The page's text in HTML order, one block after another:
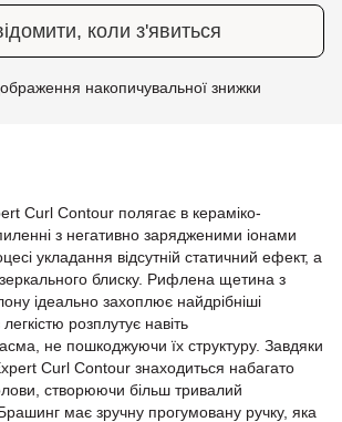
коли з'явиться
накопичувальної знижки
Curl Contour полягає в кераміко-
з негативно зарядженими іонами
укладання відсутній статичний ефект, а
блиску. Рифлена щетина з
ідеально захоплює найдрібніші
розплутує навіть
не пошкоджуючи їх структуру. Завдяки
Curl Contour знаходиться набагато
створюючи більш тривалий
має зручну прогумовану ручку, яка